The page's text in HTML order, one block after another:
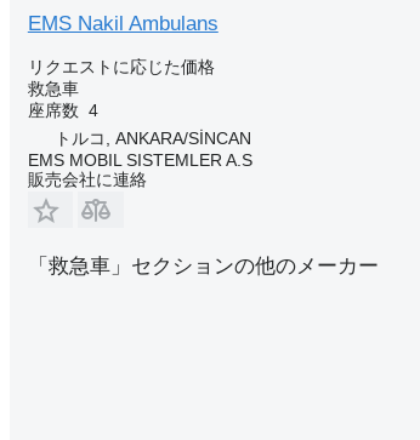
EMS Nakil Ambulans
リクエストに応じた価格
救急車
座席数 4
トルコ, ANKARA/SİNCAN
EMS MOBIL SISTEMLER A.S
販売会社に連絡
「救急車」セクションの他のメーカー